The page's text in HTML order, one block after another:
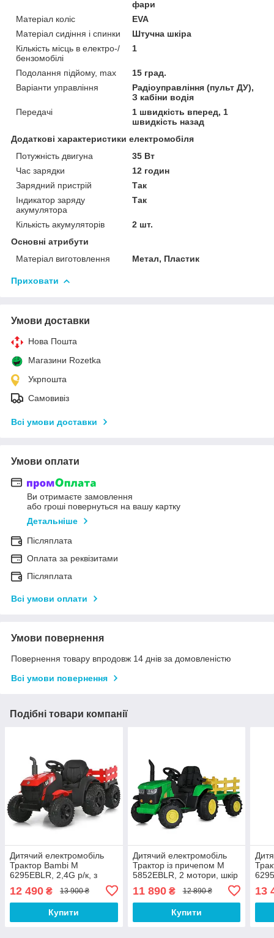
фари
Матеріал коліс
EVA
Матеріал сидіння і спинки
Штучна шкіра
Кількість місць в електро-/
бензомобілі
1
Подолання підйому, max
15 град.
Варіанти управління
Радіоуправління (пульт ДУ),
З кабіни водія
Передачі
1 швидкість вперед, 1
швидкість назад
Додаткові характеристики електромобіля
Потужність двигуна
35 Вт
Час зарядки
12 годин
Зарядний пристрій
Так
Індикатор заряду
акумулятора
Так
Кількість акумуляторів
2 шт.
Основні атрибути
Матеріал виготовлення
Метал, Пластик
Приховати
Умови доставки
Нова Пошта
Магазини Rozetka
Укрпошта
Самовивіз
Всі умови доставки
Умови оплати
Ви отримаєте замовлення
або гроші повернуться на вашу картку
Детальніше
Післяплата
Оплата за реквізитами
Післяплата
Всі умови оплати
Умови повернення
Повернення товару впродовж 14 днів за домовленістю
Всі умови повернення
Подібні товари компанії
Дитячий електромобіль
Трактор Bambi M
6295EBLR, 2,4G р/к, з
причепом, 2мотори45W,
1акум12V9AH, EVA, MP3,
USB, TF, BLUETOOTH,
12 490 ₴ 13 900 ₴
Купити
Дитячий електромобіль
Трактор із причепом M
5852EBLR, 2 мотори, шкір
зелений
11 890₴ 12 890 ₴
Купити
13